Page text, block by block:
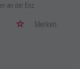
an der Enz
Merken